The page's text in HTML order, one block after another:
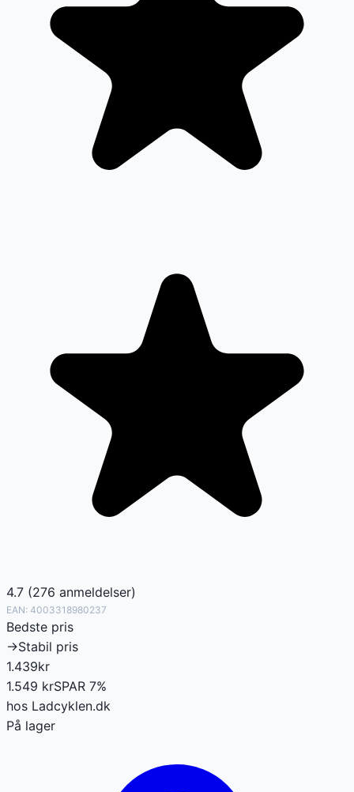
4.7 (276 anmeldelser)
EAN: 4003318980237
Bedste pris
→Stabil pris
1.439kr
1.549 krSPAR 7%
hos Ladcyklen.dk
På lager